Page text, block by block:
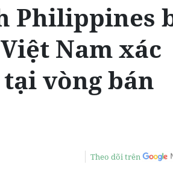
Philippines
Nam xác
vòng bán
Theo dõi trên